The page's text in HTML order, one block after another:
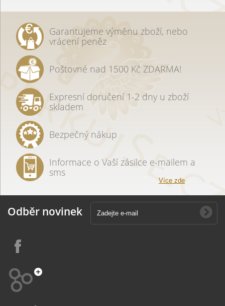
Garantujeme výměnu zboží, nebo
vrácení peněz
Poštovné nad 1500 Kč ZDARMA!
Expresní doručení 1-2 dny u zboží
skladem
Bezpečný nákup
Informace o Vaší zásilce e-mailem a
sms
Více zde
Odběr novinek